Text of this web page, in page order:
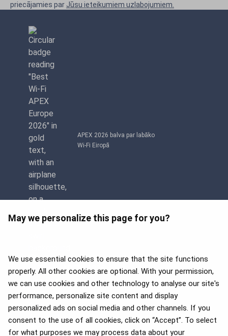
May we personalize this page for you?
We use essential cookies to ensure that the site functions
properly. All other cookies are optional. With your permission,
we can use cookies and other technology to analyse our site's
performance, personalize site content and display
personalized ads on social media and other channels. If you
consent to the use of all cookies, click on “Accept”. To select
for what purposes we may process data about your
priecājamies par Jūsu ieteikumiem uzlabojumiem.
APEX 2026 balva par labāko
Wi-Fi Eiropā
APEX 2026 Five Star Major
Airline Award